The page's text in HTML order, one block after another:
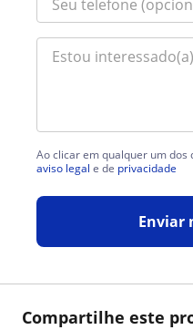
Compartilhe este
Ao clicar em qualquer um dos
aviso legal e de privacidade
Enviar